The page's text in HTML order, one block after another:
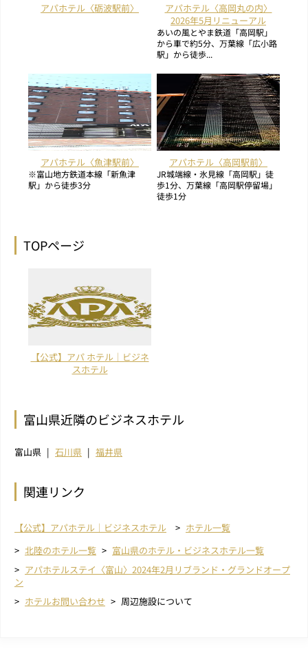
アパホテル〈砺波駅前〉
アパホテル〈高岡丸の内〉
2026年5月リニューアル
あいの風とやま鉄道「高岡駅」
から車で約5分、万葉線「広小路
駅」から徒歩...
アパホテル〈魚津駅前〉
※富山地方鉄道本線「新魚津
駅」から徒歩3分
アパホテル〈高岡駅前〉
JR城端線・氷見線「高岡駅」徒
歩1分、万葉線「高岡駅停留場」
徒歩1分
TOPページ
【公式】アパ ホテル｜ビジネ
スホテル
富山県近隣のビジネスホテル
富山県 石川県 福井県
関連リンク
【公式】アパホテル｜ビジネスホテル
ホテル一覧
北陸のホテル一覧
富山県のホテル・ビジネスホテル一覧
アパホテルステイ〈富山〉2024年2月リブランド・グランドオープ
ン
ホテルお問い合わせ
周辺施設について